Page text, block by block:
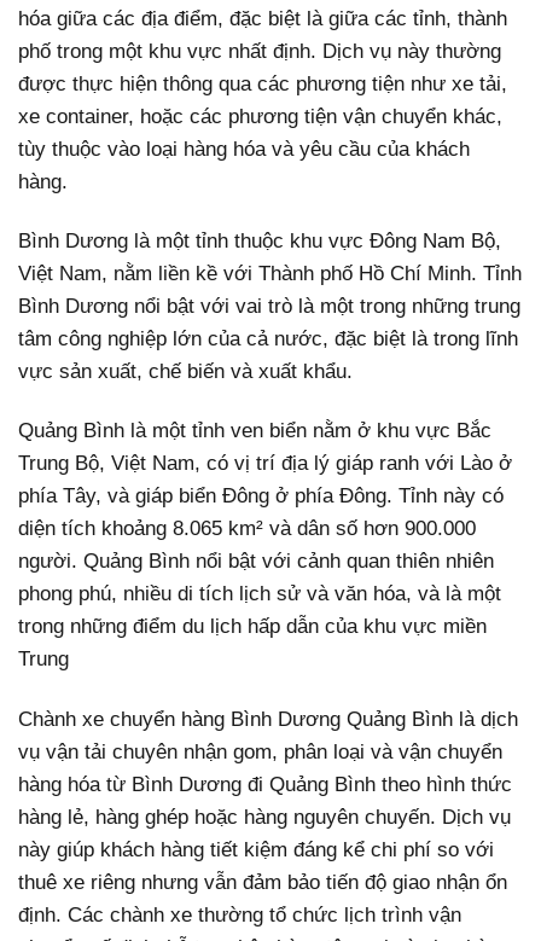
hóa giữa các địa điểm, đặc biệt là giữa các tỉnh, thành
phố trong một khu vực nhất định. Dịch vụ này thường
được thực hiện thông qua các phương tiện như xe tải,
xe container, hoặc các phương tiện vận chuyển khác,
tùy thuộc vào loại hàng hóa và yêu cầu của khách
hàng.
Bình Dương là một tỉnh thuộc khu vực Đông Nam Bộ,
Việt Nam, nằm liền kề với Thành phố Hồ Chí Minh. Tỉnh
Bình Dương nổi bật với vai trò là một trong những trung
tâm công nghiệp lớn của cả nước, đặc biệt là trong lĩnh
vực sản xuất, chế biến và xuất khẩu.
Quảng Bình là một tỉnh ven biển nằm ở khu vực Bắc
Trung Bộ, Việt Nam, có vị trí địa lý giáp ranh với Lào ở
phía Tây, và giáp biển Đông ở phía Đông. Tỉnh này có
diện tích khoảng 8.065 km² và dân số hơn 900.000
người. Quảng Bình nổi bật với cảnh quan thiên nhiên
phong phú, nhiều di tích lịch sử và văn hóa, và là một
trong những điểm du lịch hấp dẫn của khu vực miền
Trung
Chành xe chuyển hàng Bình Dương Quảng Bình là dịch
vụ vận tải chuyên nhận gom, phân loại và vận chuyển
hàng hóa từ Bình Dương đi Quảng Bình theo hình thức
hàng lẻ, hàng ghép hoặc hàng nguyên chuyến. Dịch vụ
này giúp khách hàng tiết kiệm đáng kể chi phí so với
thuê xe riêng nhưng vẫn đảm bảo tiến độ giao nhận ổn
định. Các chành xe thường tổ chức lịch trình vận